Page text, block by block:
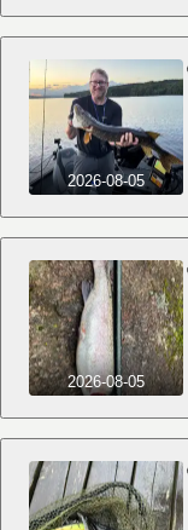
2026-08-05
2026-08-05